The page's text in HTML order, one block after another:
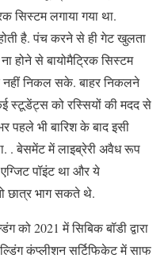
सिस्टम लगाया गया था.
है. पंच करने से ही गेट खुलता
होने से बायोमैट्रिक सिस्टम
निकल सके. बाहर निकलने
स्टूडेंट्स को रस्सियों की मदद से
पहले भी बारिश के बाद इसी
. बेसमेंट में लाइब्रेरी अवैध रूप
पॉइंट था और ये
छात्र भाग सकते थे.
को 2021 में सिबिक बॉडी द्वारा
कंप्लीशन सर्टिफिकेट में साफ